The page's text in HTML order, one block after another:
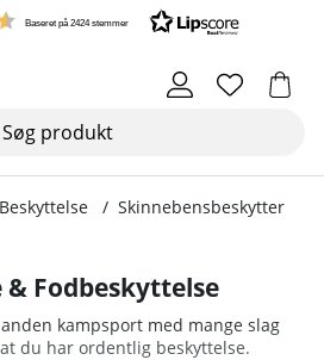
Baseret på 2424 stemmer
Beskyttelse Skinnebensbeskytter
Fodbeskyttelse
kampsport med mange slag
du har ordentlig beskyttelse.